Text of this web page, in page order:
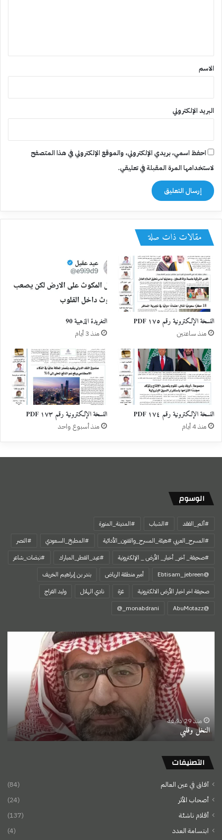
*
الاسم
البريد الإلكتروني
احفظ اسمي، بريدي الإلكتروني، والموقع الإلكتروني في هذا المتصفح
لاستخدامها المرة المقبلة في تعليقي.
مقالات ذات صلة
النسخة الإلكترونية رقم ١٧٥ PDF
منذ ساعتين
التغريدة الذهبية 90
منذ 3 أيام
النسخة الإلكترونية رقم ١٧٤ PDF
منذ 4 أيام
النسخة الإلكترونية رقم ١٧٣ PDF
منذ أسبوع واحد
الوسوم
#ألم_الفقد #الشباب
#المدينة_المنورة
#المسرح_العربي #هيئة_المسرح_والفنون_الأدائية
#المطبخ_السعودي
#النصر
#صحيفة_ آخر_ أخبار_ الأرض _ الإلكترونية
#عيد_الفطر_المبارك
#نبضات_شاعر
@Ebtisam_jebreen
أمير منطقة الرياض
بندر بن إبراهيم الخريف
صحيفة اخر اخبار الأرض الالكترونية
غزة نادي الهلال
وليد الفراج
‏@AbuMotazz
منذ 29 دقيقة
النخل وقلبي
التصنيفات
آفاق في عين العالم
(84)
أصحاب الأثر
(24)
أقلام ناشئة
(137)
ابتسامة العدد
(4)